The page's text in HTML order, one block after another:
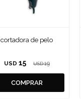
cortadora de pelo
USD 15 USD 19